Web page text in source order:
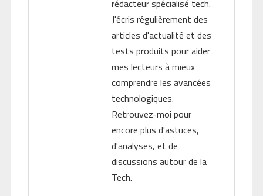
rédacteur spécialisé tech.
J'écris régulièrement des
articles d'actualité et des
tests produits pour aider
mes lecteurs à mieux
comprendre les avancées
technologiques.
Retrouvez-moi pour
encore plus d'astuces,
d'analyses, et de
discussions autour de la
Tech.